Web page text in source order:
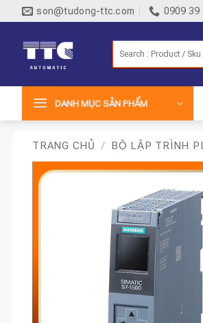
qua
son@tudong-ttc.com 0909 39
DANH MỤC SẢN PHẨM
TRANG CHỦ / BỘ LẬP TRÌNH